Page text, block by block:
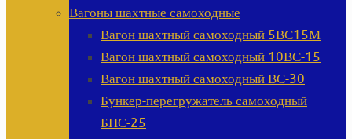
Вагоны шахтные самоходные
Вагон шахтный самоходный 5ВС15М
Вагон шахтный самоходный 10ВС-15
Вагон шахтный самоходный ВС-30
Бункер-перегружатель самоходный
БПС-25